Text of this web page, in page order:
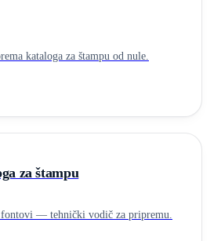
kataloga za štampu od nule.
za štampu
— tehnički vodič za pripremu.